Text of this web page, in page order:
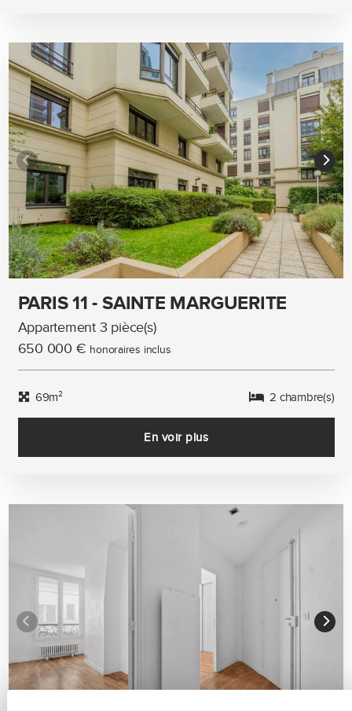
PARIS 11 - SAINTE MARGUERITE
Appartement 3 pièce(s)
650 000 € honoraires inclus
69m² 2 chambre(s)
En voir plus